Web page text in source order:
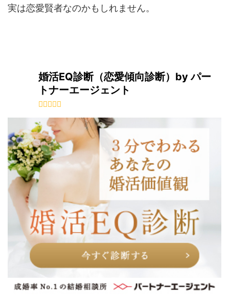
実は恋愛賢者なのかもしれません。
婚活EQ診断（恋愛傾向診断）by パー
トナーエージェント